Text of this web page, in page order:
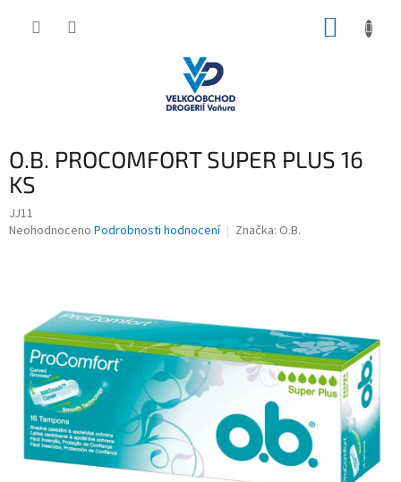
O.B. PROCOMFORT SUPER PLUS 16
KS
JJ11
Průměrné
hvězdiček.
Neohodnoceno Podrobnosti hodnocení Značka: O.B.